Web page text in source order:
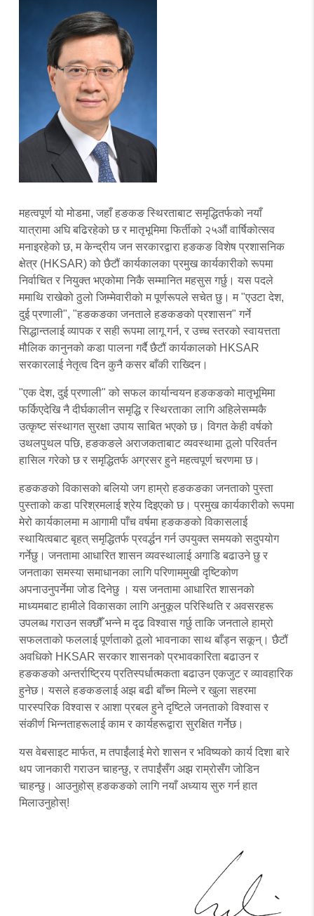
महत्वपूर्ण यो मोडमा, जहाँ हङकङ स्थिरताबाट समृद्धितर्फको नयाँ
यात्रामा अघि बढिरहेको छ र मातृभूमिमा फिर्तीको २५औं वार्षिकोत्सव
मनाइरहेको छ, म केन्द्रीय जन सरकारद्वारा हङकङ विशेष प्रशासनिक
क्षेत्र (HKSAR) को छैटौं कार्यकालका प्रमुख कार्यकारीको रूपमा
निर्वाचित र नियुक्त भएकोमा निकै सम्मानित महसुस गर्छु। यस पदले
ममाथि राखेको ठुलो जिम्मेवारीको म पूर्णरूपले सचेत छु। म "एउटा देश,
दुई प्रणाली", "हङकङका जनताले हङकङको प्रशासन" गर्ने
सिद्धान्तलाई व्यापक र सही रूपमा लागू गर्न, र उच्च स्तरको स्वायत्तता
मौलिक कानुनको कडा पालना गर्दै छैटौं कार्यकालको HKSAR
सरकारलाई नेतृत्व दिन कुनै कसर बाँकी राख्दिन।
"एक देश, दुई प्रणाली" को सफल कार्यान्वयन हङकङको मातृभूमिमा
फर्किएदेखि नै दीर्घकालीन समृद्धि र स्थिरताका लागि अहिलेसम्मकै
उत्कृष्ट संस्थागत सुरक्षा उपाय साबित भएको छ। विगत केही वर्षको
उथलपुथल पछि, हङकङले अराजकताबाट व्यवस्थामा ठूलो परिवर्तन
हासिल गरेको छ र समृद्धितर्फ अग्रसर हुने महत्वपूर्ण चरणमा छ।
हङकङको विकासको बलियो जग हाम्रो हङकङका जनताको पुस्ता
पुस्ताको कडा परिश्रमलाई श्रेय दिइएको छ। प्रमुख कार्यकारीको रूपमा
मेरो कार्यकालमा म आगामी पाँच वर्षमा हङकङको विकासलाई
स्थायित्वबाट बृहत् समृद्धितर्फ प्रवर्द्धन गर्न उपयुक्त समयको सदुपयोग
गर्नेछु। जनतामा आधारित शासन व्यवस्थालाई अगाडि बढाउने छु र
जनताका समस्या समाधानका लागि परिणाममुखी दृष्टिकोण
अपनाउनुपर्नेमा जोड दिनेछु । यस जनतामा आधारित शासनको
माध्यमबाट हामीले विकासका लागि अनुकूल परिस्थिति र अवसरहरू
उपलब्ध गराउन सक्छौँ भन्ने म दृढ विश्वास गर्छु ताकि जनताले हाम्रो
सफलताको फललाई पूर्णताको ठूलो भावनाका साथ बाँड्न सकून्। छैटौं
अवधिको HKSAR सरकार शासनको प्रभावकारिता बढाउन र
हङकङको अन्तर्राष्ट्रिय प्रतिस्पर्धात्मकता बढाउन एकजुट र व्यावहारिक
हुनेछ। यसले हङकङलाई अझ बढी बाँच्न मिल्ने र खुला सहरमा
पारस्परिक विश्वास र आशा प्रबल हुने दृष्टिले जनताको विश्वास र
संकीर्ण भिन्नताहरूलाई काम र कार्यहरूद्वारा सुरक्षित गर्नेछ।
यस वेबसाइट मार्फत, म तपाईंलाई मेरो शासन र भविष्यको कार्य दिशा बारे
थप जानकारी गराउन चाहन्छु, र तपाईंसँग अझ राम्रोसँग जोडिन
चाहन्छु। आउनुहोस् हङकङको लागि नयाँ अध्याय सुरु गर्न हात
मिलाउनुहोस्!